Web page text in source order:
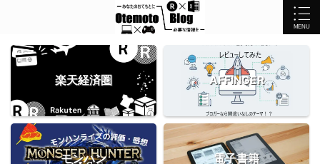
楽天経済圏 AFFINGER
モンハン 電子書籍